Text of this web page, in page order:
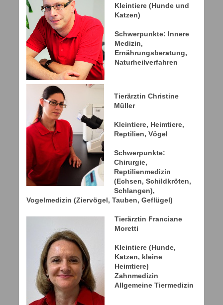
Kleintiere (Hunde und
Katzen)
Schwerpunkte: Innere
Medizin,
Ernährungsberatung,
Naturheilverfahren
Tierärztin Christine
Müller
Kleintiere, Heimtiere,
Reptilien, Vögel
Schwerpunkte:
Chirurgie,
Reptilienmedizin
(Echsen, Schildkröten,
Schlangen),
Vogelmedizin (Ziervögel, Tauben, Geflügel)
Tierärztin Franciane
Moretti
Kleintiere (Hunde,
Katzen, kleine
Heimtiere)
Zahnmedizin
Allgemeine Tiermedizin